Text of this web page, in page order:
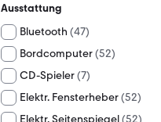
Ausstattung
Bluetooth (47)
Bordcomputer(52)
CD-Spieler(7)
Elektr. Fensterheber(52)
Elektr. Seitenspiegel(52)